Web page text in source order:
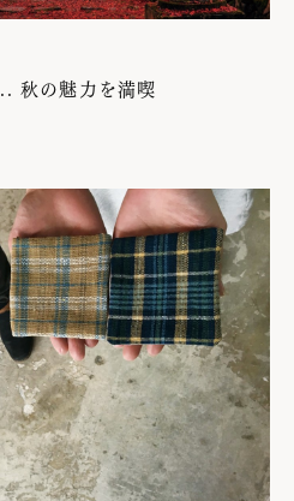
秋の魅力を満喫